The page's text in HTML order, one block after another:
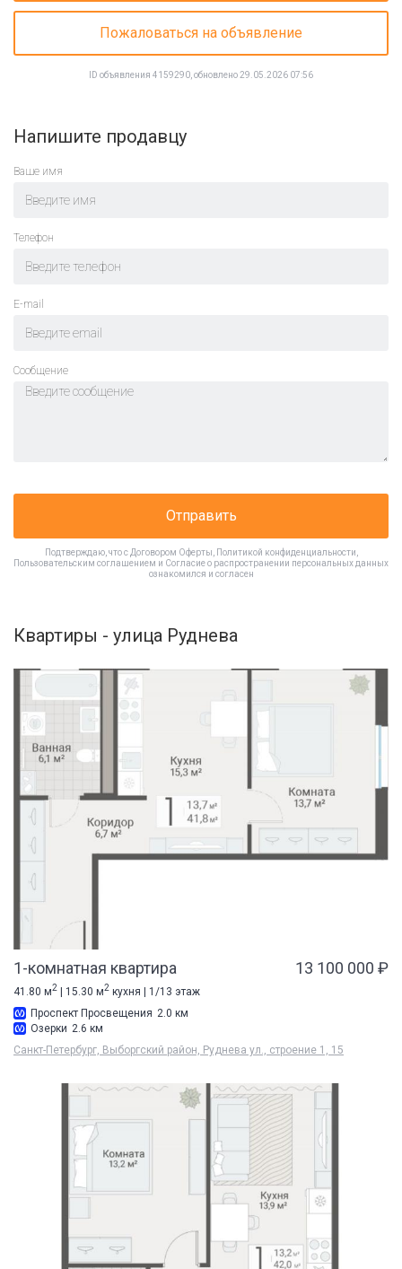
Пожаловаться на объявление
ID объявления 4159290, обновлено 29.05.2026 07:56
Напишите продавцу
Ваше имя
Телефон
E-mail
Cообщение
Отправить
Подтверждаю, что с Договором Оферты Политикой конфиденциальности
Пользовательским соглашением и Согласие о распространении персональных данных
ознакомился и согласен
Квартиры - улица Руднева
1-комнатная квартира 13 100 000 ₽
41.80 м2 | 15.30 м2 кухня | 1/13 этаж
Проспект Просвещения 2.0 км
Озерки 2.6 км
Санкт-Петербург, Выборгский район, Руднева ул., строение 1, 15